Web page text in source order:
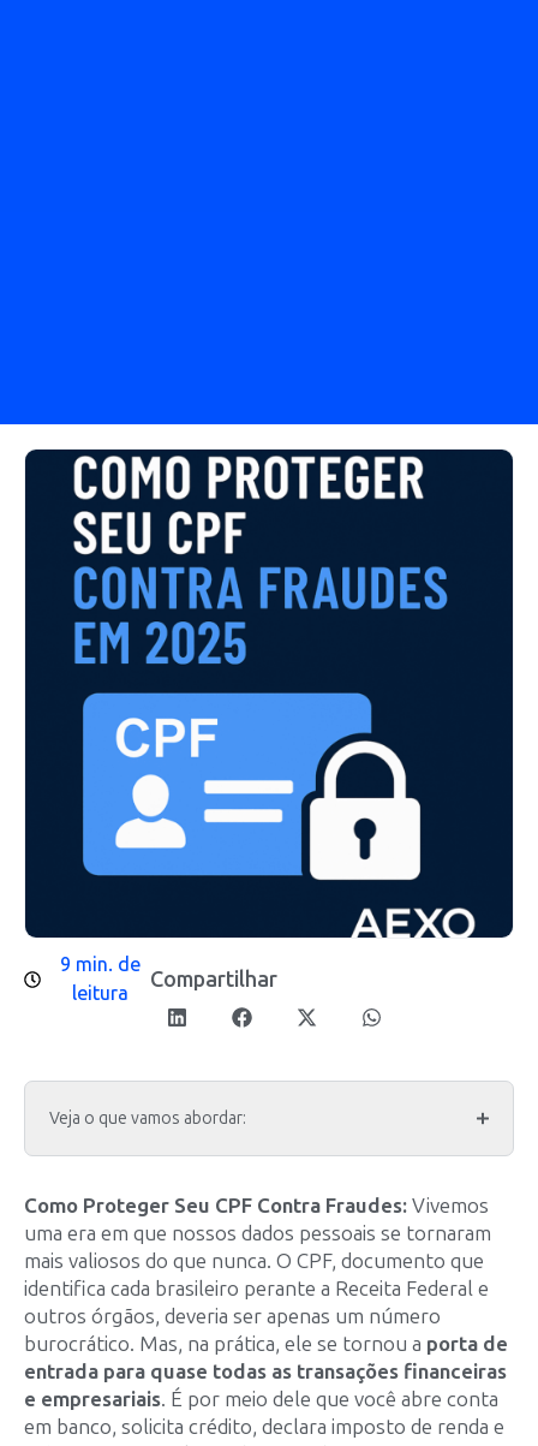
9 min. de
leitura
Compartilhar
Veja o que vamos abordar:
Como Proteger Seu CPF Contra Fraudes: Vivemos
uma era em que nossos dados pessoais se tornaram
mais valiosos do que nunca. O CPF, documento que
identifica cada brasileiro perante a Receita Federal e
outros órgãos, deveria ser apenas um número
burocrático. Mas, na prática, ele se tornou a porta de
entrada para quase todas as transações financeiras
e empresariais. É por meio dele que você abre conta
em banco, solicita crédito, declara imposto de renda e